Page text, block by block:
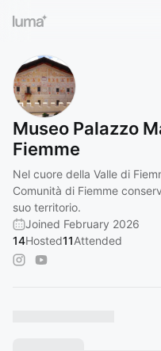
Museo Palazzo
Fiemme
Nel cuore della Valle di
Comunità di Fiemme
suo territorio.
Joined February 2026
14Hosted11Attended